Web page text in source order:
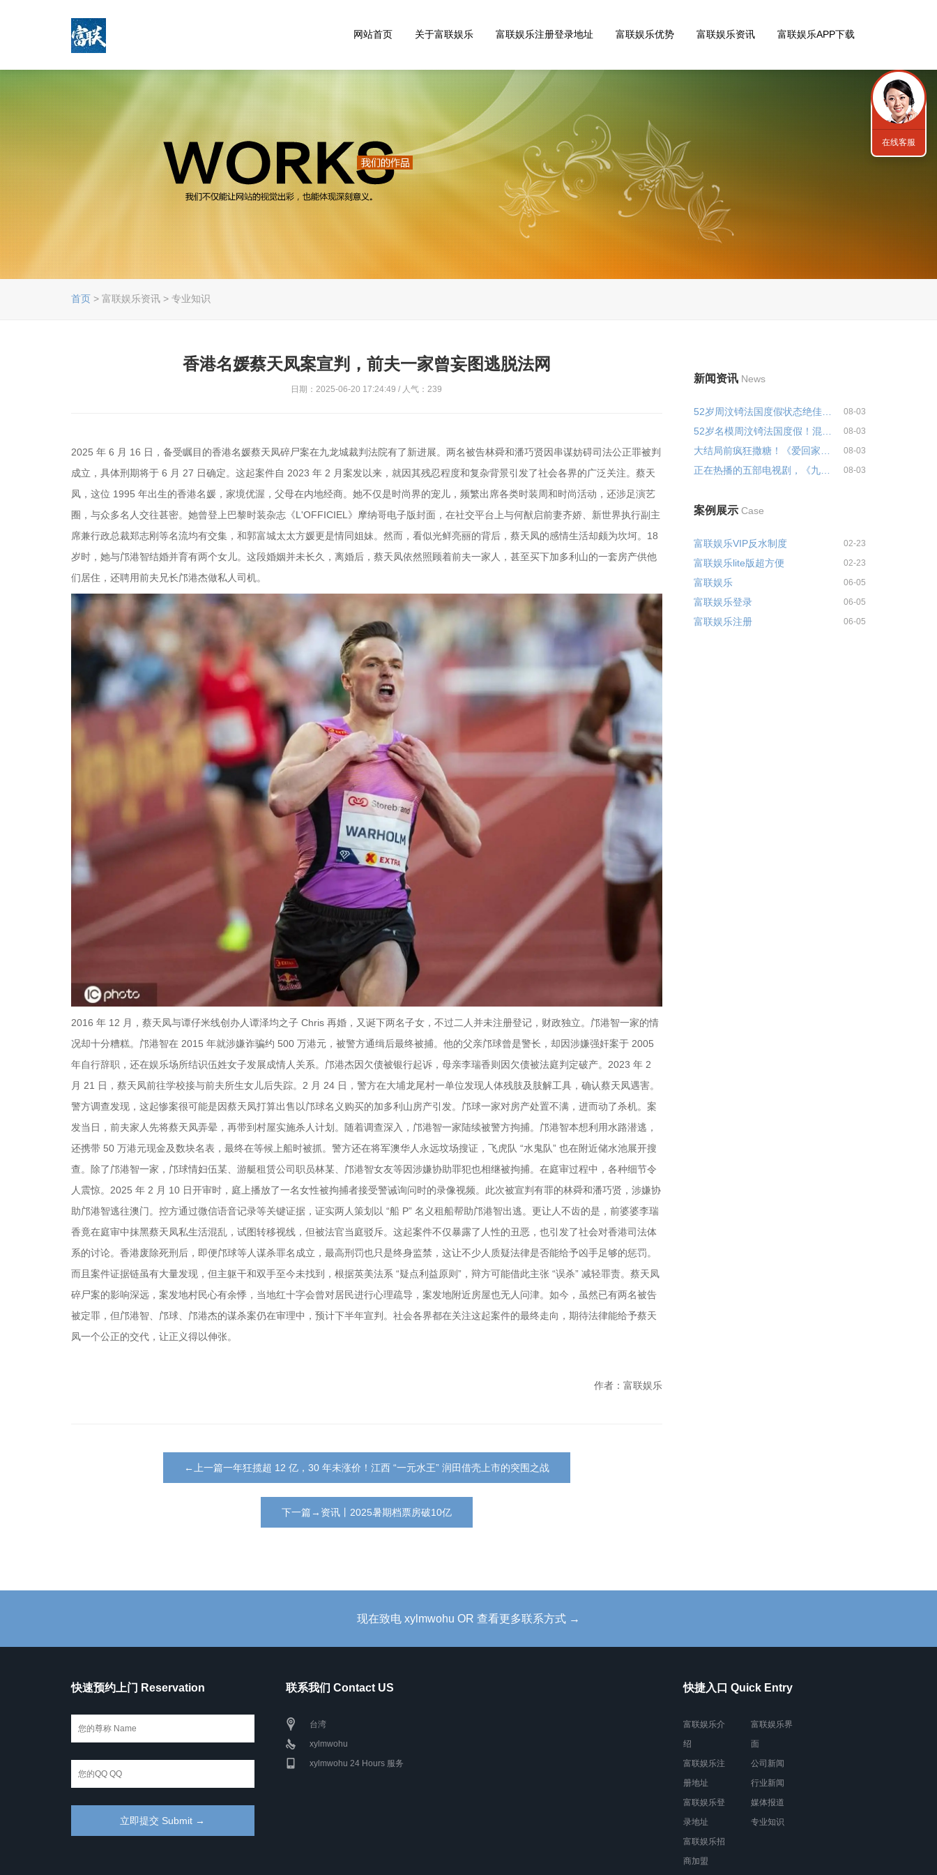
网站首页 关于富联娱乐 富联娱乐注册登录地址 富联娱乐优势 富联娱乐资讯 富联娱乐APP下载
首页 > 富联娱乐资讯 > 专业知识
香港名媛蔡天凤案宣判，前夫一家曾妄图逃脱法网
日期：2025-06-20 17:24:49 / 人气：239
2025 年 6 月 16 日，备受瞩目的香港名媛蔡天凤碎尸案在九龙城裁判法院有了新进展。两名被告林舜和潘巧贤因串谋妨碍司法公正罪被判
成立，具体刑期将于 6 月 27 日确定。这起案件自 2023 年 2 月案发以来，就因其残忍程度和复杂背景引发了社会各界的广泛关注。蔡天
凤，这位 1995 年出生的香港名媛，家境优渥，父母在内地经商。她不仅是时尚界的宠儿，频繁出席各类时装周和时尚活动，还涉足演艺
圈，与众多名人交往甚密。她曾登上巴黎时装杂志《L'OFFICIEL》摩纳哥电子版封面，在社交平台上与何猷启前妻齐娇、新世界执行副主
席兼行政总裁郑志刚等名流均有交集，和郭富城太太方媛更是情同姐妹。然而，看似光鲜亮丽的背后，蔡天凤的感情生活却颇为坎坷。18
岁时，她与邝港智结婚并育有两个女儿。这段婚姻并未长久，离婚后，蔡天凤依然照顾着前夫一家人，甚至买下加多利山的一套房产供他
们居住，还聘用前夫兄长邝港杰做私人司机。
2016 年 12 月，蔡天凤与谭仔米线创办人谭泽均之子 Chris 再婚，又诞下两名子女，不过二人并未注册登记，财政独立。邝港智一家的情
况却十分糟糕。邝港智在 2015 年就涉嫌诈骗约 500 万港元，被警方通缉后最终被捕。他的父亲邝球曾是警长，却因涉嫌强奸案于 2005
年自行辞职，还在娱乐场所结识伍姓女子发展成情人关系。邝港杰因欠债被银行起诉，母亲李瑞香则因欠债被法庭判定破产。2023 年 2
月 21 日，蔡天凤前往学校接与前夫所生女儿后失踪。2 月 24 日，警方在大埔龙尾村一单位发现人体残肢及肢解工具，确认蔡天凤遇害。
警方调查发现，这起惨案很可能是因蔡天凤打算出售以邝球名义购买的加多利山房产引发。邝球一家对房产处置不满，进而动了杀机。案
发当日，前夫家人先将蔡天凤弄晕，再带到村屋实施杀人计划。随着调查深入，邝港智一家陆续被警方拘捕。邝港智本想利用水路潜逃，
还携带 50 万港元现金及数块名表，最终在等候上船时被抓。警方还在将军澳华人永远坟场搜证，飞虎队 “水鬼队” 也在附近储水池展开搜
查。除了邝港智一家，邝球情妇伍某、游艇租赁公司职员林某、邝港智女友等因涉嫌协助罪犯也相继被拘捕。在庭审过程中，各种细节令
人震惊。2025 年 2 月 10 日开审时，庭上播放了一名女性被拘捕者接受警诫询问时的录像视频。此次被宣判有罪的林舜和潘巧贤，涉嫌协
助邝港智逃往澳门。控方通过微信语音记录等关键证据，证实两人策划以 “船 P” 名义租船帮助邝港智出逃。更让人不齿的是，前婆婆李瑞
香竟在庭审中抹黑蔡天凤私生活混乱，试图转移视线，但被法官当庭驳斥。这起案件不仅暴露了人性的丑恶，也引发了社会对香港司法体
系的讨论。香港废除死刑后，即便邝球等人谋杀罪名成立，最高刑罚也只是终身监禁，这让不少人质疑法律是否能给予凶手足够的惩罚。
而且案件证据链虽有大量发现，但主躯干和双手至今未找到，根据英美法系 “疑点利益原则”，辩方可能借此主张 “误杀” 减轻罪责。蔡天凤
碎尸案的影响深远，案发地村民心有余悸，当地红十字会曾对居民进行心理疏导，案发地附近房屋也无人问津。如今，虽然已有两名被告
被定罪，但邝港智、邝球、邝港杰的谋杀案仍在审理中，预计下半年宣判。社会各界都在关注这起案件的最终走向，期待法律能给予蔡天
凤一个公正的交代，让正义得以伸张。
作者：富联娱乐
←上一篇一年狂揽超 12 亿，30 年未涨价！江西 “一元水王” 润田借壳上市的突围之战
下一篇→资讯丨2025暑期档票房破10亿
新闻资讯 News
52岁周汶锜法国度假状态绝佳！混... 08-03
08-03
08-03
正在热播的五部电视剧，《九门》... 08-03
案例展示 Case
富联娱乐VIP反水制度 02-23
富联娱乐lite版超方便 02-23
富联娱乐 06-05
富联娱乐登录 06-05
富联娱乐注册 06-05
现在致电 xylmwohu OR 查看更多联系方式 →
快速预约上门 Reservation 联系我们 Contact US
台湾
xylmwohu
xylmwohu 24 Hours 服务
快捷入口 Quick Entry
富联娱乐介
绍
富联娱乐注
册地址
富联娱乐登
录地址
富联娱乐招
商加盟
富联娱乐界
面
公司新闻
行业新闻
媒体报道
专业知识
在线客服